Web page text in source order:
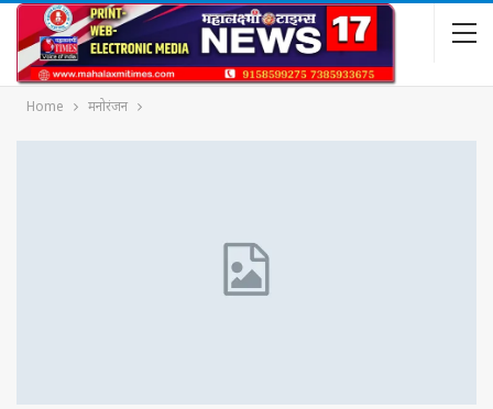
Home मनोरंजन